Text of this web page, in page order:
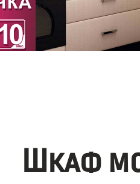
Шкаф